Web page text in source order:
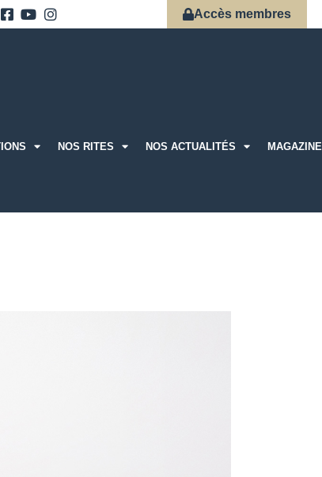
Accès membres
NOS RITES NOS ACTUALITÉS MAGAZINE